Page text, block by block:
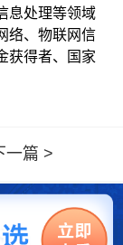
息处理等领域
络、物联网信
获得者、国家
一篇 >